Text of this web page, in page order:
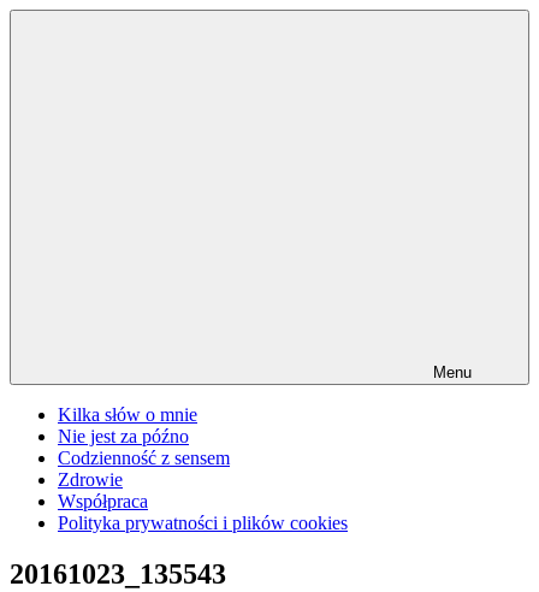
Przejdź
Menu
Kilka słów o mnie
Nie jest za późno
Codzienność z sensem
Zdrowie
Współpraca
Polityka prywatności i plików cookies
20161023_135543